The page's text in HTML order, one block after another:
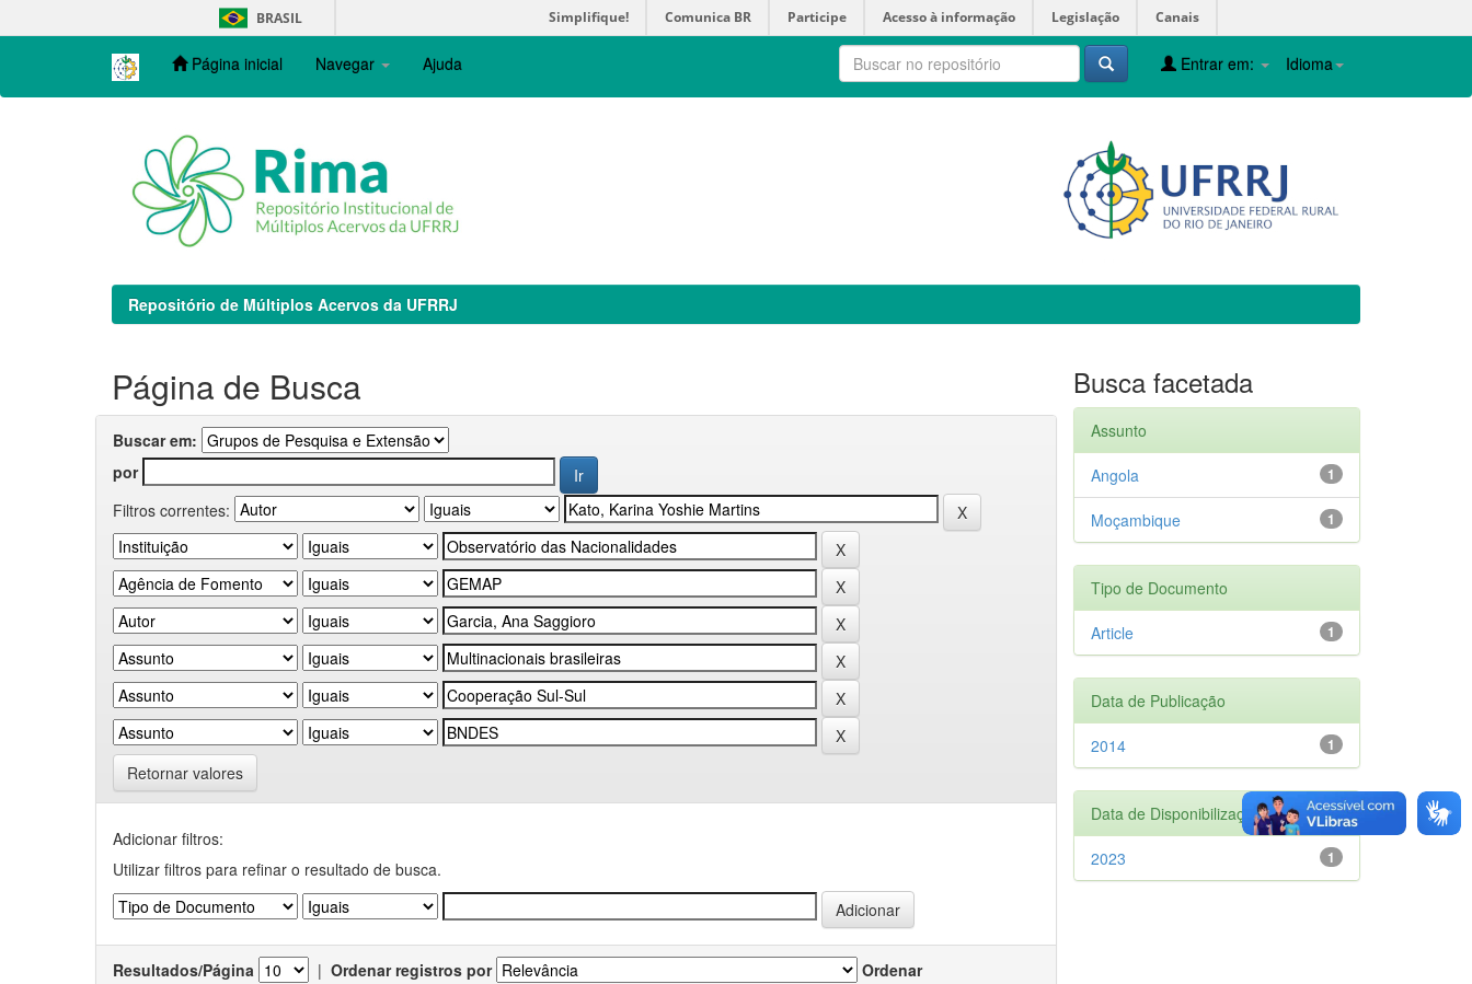
navigation
BRASIL Simplifique! Comunica BR Participe Acesso à informação Legislação Canais
Página inicial Navegar Ajuda Idioma
Entrar em:
Repositório de Múltiplos Acervos da UFRRJ
Página de Busca
Buscar em:
por
Filtros correntes:
Retornar valores
Adicionar filtros:
Utilizar filtros para refinar o resultado de busca.
Resultados/Página | Ordenar registros por
Ordenar
Busca facetada
Assunto
1
Angola
1
Moçambique
Tipo de Documento
1
Article
Data de Publicação
1
2014
Data de Disponibilização
1
2023